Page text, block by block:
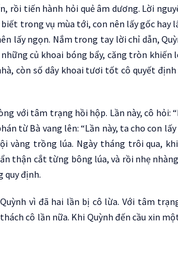
rồi tiến hành hỏi quẻ âm dương. Lời
trong vụ mùa tới, con nên lấy gốc hay
lấy ngọn. Nắm trong tay lời chỉ dẫn,
củ khoai bóng bẩy, căng tròn khiến
còn số dây khoai tươi tốt cô quyết định
với tâm trạng hồi hộp. Lần này, cô hỏi:
từ Bà vang lên: “Lần này, ta cho con
vàng trồng lúa. Ngày tháng trôi qua,
thận cắt từng bông lúa, và rồi nhẹ
quy định.
vì đã hai lần bị cô lừa. Với tâm
cô lần nữa. Khi Quỳnh đến cầu xin